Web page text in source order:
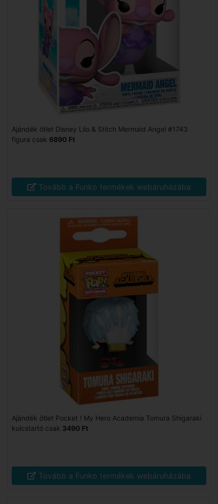
Ajándék ötlet Disney Lilo & Stitch Mermaid Angel #1743
figura csak 6890 Ft
Tovább a Funko termékek webáruházába
Ajándék ötlet Pocket ! My Hero Academia Tomura Shigaraki
kulcstartó csak 3490 Ft
Tovább a Funko termékek webáruházába